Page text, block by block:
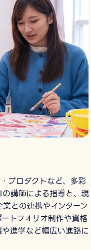
プロダクトなど、多彩
講師による指導と、現
との連携やインターン
トフォリオ制作や資格
進学など幅広い進路に